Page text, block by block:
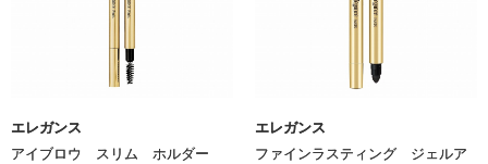
エレガンス
アイブロウ スリム ホルダー
エレガンス
ファインラスティング ジェルア